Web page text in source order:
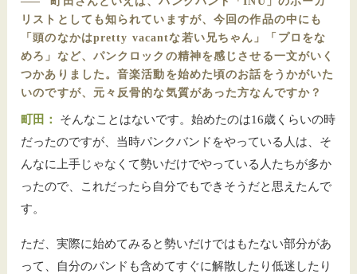
リストとしても知られていますが、今回の作品の中にも
「頭のなかはpretty vacantな若い兄ちゃん」「プロをな
めろ」など、パンクロックの精神を感じさせる一文がいく
つかありました。音楽活動を始めた頃のお話をうかがいた
いのですが、元々反骨的な気質があった方なんですか？
町田：
そんなことはないです。始めたのは16歳くらいの時
だったのですが、当時パンクバンドをやっている人は、そ
んなに上手じゃなくて勢いだけでやっている人たちが多か
ったので、これだったら自分でもできそうだと思えたんで
す。
ただ、実際に始めてみると勢いだけではもたない部分があ
って、自分のバンドも含めてすぐに解散したり低迷したり